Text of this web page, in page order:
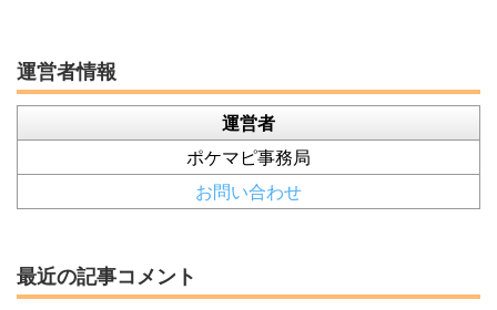
運営者情報
運営者
ポケマピ事務局
お問い合わせ
最近の記事コメント